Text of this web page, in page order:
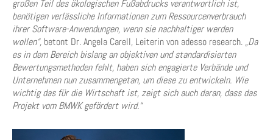
großen Teil des ökologischen Fußabdrucks verantwortlich ist,
benötigen verlässliche Informationen zum Ressourcenverbrauch
ihrer Software-Anwendungen, wenn sie nachhaltiger werden
wollen“, betont Dr. Angela Carell, Leiterin von adesso research. „Da
es in dem Bereich bislang an objektiven und standardisierten
Bewertungsmethoden fehlt, haben sich engagierte Verbände und
Unternehmen nun zusammengetan, um diese zu entwickeln. Wie
wichtig das für die Wirtschaft ist, zeigt sich auch daran, dass das
Projekt vom BMWK gefördert wird.“